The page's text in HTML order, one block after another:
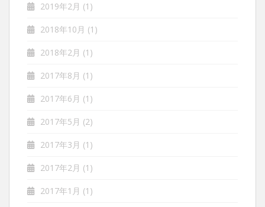
2019年2月 (1)
2018年10月 (1)
2018年2月 (1)
2017年8月 (1)
2017年6月 (1)
2017年5月 (2)
2017年3月 (1)
2017年2月 (1)
2017年1月 (1)